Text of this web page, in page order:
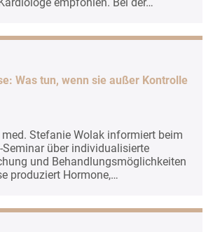
Was tun, wenn sie außer Kontrolle
med. Stefanie Wolak informiert beim
Seminar über individualisierte
und Behandlungsmöglichkeiten
produziert Hormone,…
Videoplattformen und Social Media